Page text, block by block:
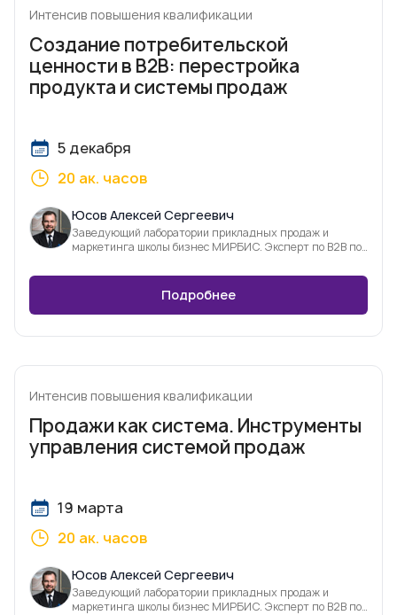
Интенсив повышения квалификации
Создание потребительской
ценности в В2В: перестройка
продукта и системы продаж
5 декабря
20 ак. часов
Юсов Алексей Сергеевич
Заведующий лаборатории прикладных продаж и
маркетинга школы бизнес МИРБИС. Эксперт по В2В по
Подробнее
Интенсив повышения квалификации
Продажи как система. Инструменты
управления системой продаж
19 марта
20 ак. часов
Юсов Алексей Сергеевич
Заведующий лаборатории прикладных продаж и
маркетинга школы бизнес МИРБИС. Эксперт по В2В по